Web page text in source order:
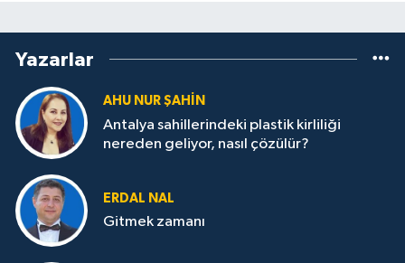
Yazarlar
AHU NUR ŞAHIN
Antalya sahillerindeki plastik kirliliği
nereden geliyor, nasıl çözülür?
ERDAL NAL
Gitmek zamanı